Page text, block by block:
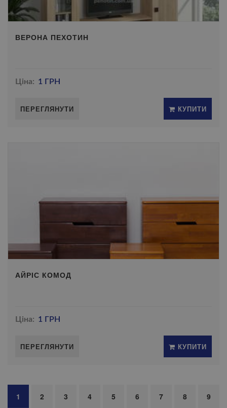
ВЕРОНА ПЕХОТИН
Ціна: 1 ГРН
ПЕРЕГЛЯНУТИ КУПИТИ
АЙРІС КОМОД
Ціна: 1 ГРН
ПЕРЕГЛЯНУТИ КУПИТИ
1 2 3 4 5 6 7 8 9